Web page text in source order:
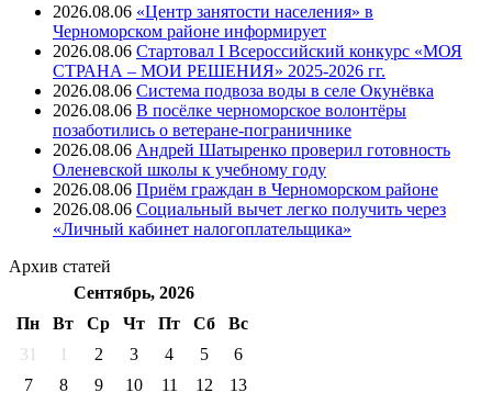
2026.08.06 «Центр занятости населения» в
Черноморском районе информирует
2026.08.06 Стартовал I Всероссийский конкурс «МОЯ
СТРАНА – МОИ РЕШЕНИЯ» 2025-2026 гг.
2026.08.06 Система подвоза воды в селе Окунёвка
2026.08.06 В посёлке черноморское волонтёры
позаботились о ветеране-пограничнике
2026.08.06 Андрей Шатыренко проверил готовность
Оленевской школы к учебному году
2026.08.06 Приём граждан в Черноморском районе
2026.08.06 Социальный вычет легко получить через
«Личный кабинет налогоплательщика»
Архив статей
Сентябрь, 2026
Пн
Вт Ср Чт Пт Cб
Вс
31
1 2 3 4 5
6
7
8 9 10 11 12
13